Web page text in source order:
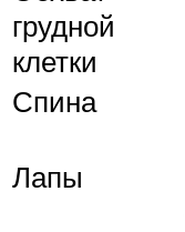
грудной
клетки
Спина
Лапы